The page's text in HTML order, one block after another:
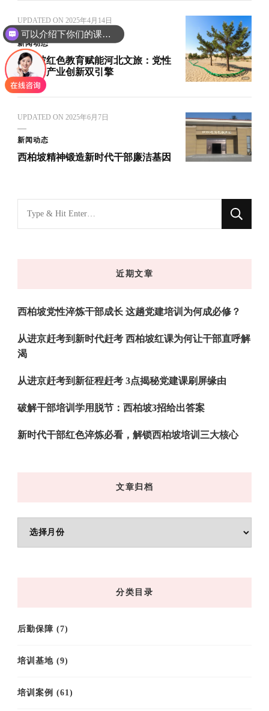
UPDATED ON 2025年4月14日
新闻动态
西柏坡红色教育赋能河北文旅：党性
传承与产业创新双引擎
UPDATED ON 2025年6月7日
新闻动态
西柏坡精神锻造新时代干部廉洁基因
什
近期文章
西柏坡党性淬炼干部成长 这趟党建培训为何成必修？
从进京赶考到新时代赶考 西柏坡红课为何让干部直呼解
渴
从进京赶考到新征程赶考 3点揭秘党建课刷屏缘由
破解干部培训学用脱节：西柏坡3招给出答案
新时代干部红色淬炼必看，解锁西柏坡培训三大核心
文章归档
分类目录
后勤保障 (7)
培训基地 (9)
培训案例 (61)
可以介绍下你们的课程吗？